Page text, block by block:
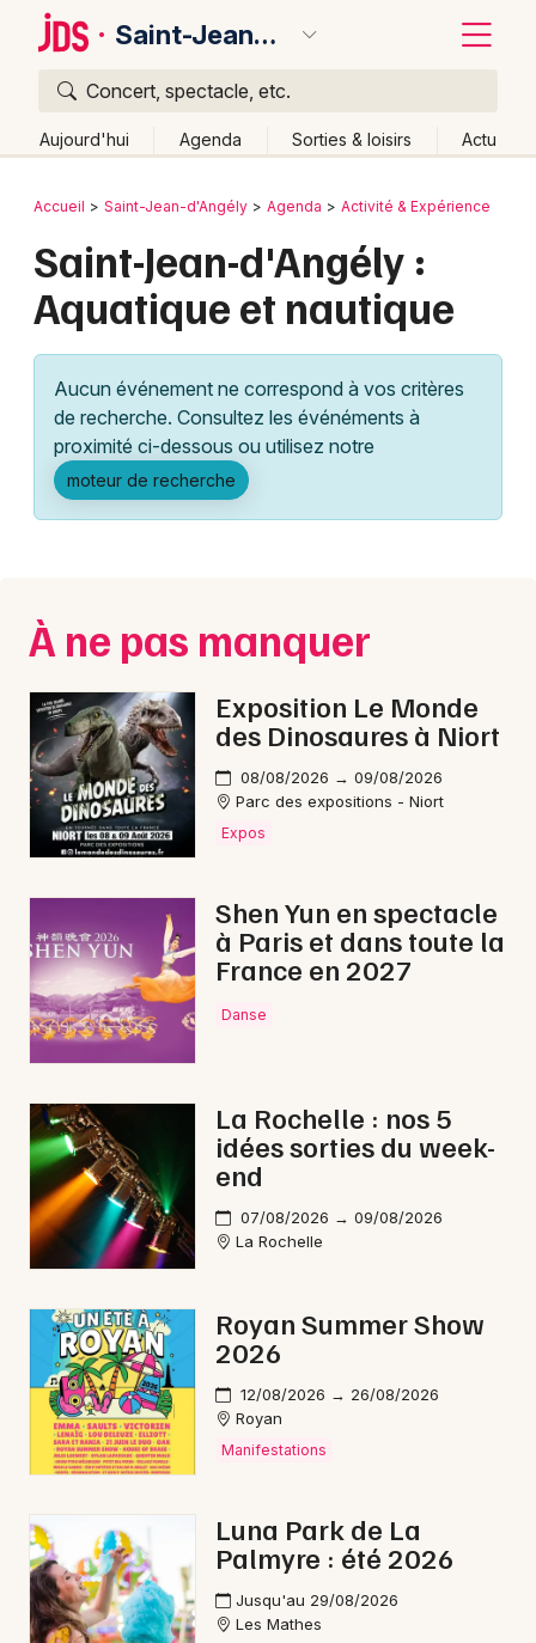
Saint-Jean-d'Angély
Concert, spectacle, etc.
Aujourd'hui Agenda Sorties & loisirs Actu
Publier un événement
Grands événements
Activité & Expérience
Manifestations
Foires & salons
Concerts
Sports
Soirées
Sorties famille
Sorties & loisirs
Aquatique nautique en Charente-Maritime
Aquatique nautique en Poitou-Charente
Aquatique nautique en Nouvelle-Aquitaine
Newsletter des sorties
Artistes en tournée
Actus à Saint-Jean-d'Angély
Magazine à Saint-Jean-d'Angély
Bordeaux
Colmar
Lille
Lyon
Marseille
Mulhouse
Nice
Paris
Strasbourg
Toulouse
Toutes les villes
Retour
Accueil Saint-Jean-d'Angély Agenda Activité & Expérience
Saint-Jean-d'Angély :
Aquatique et nautique
Aucun événement ne correspond à vos critères
de recherche. Consultez les événéments à
proximité ci-dessous ou utilisez notre
moteur de recherche
À ne pas manquer
Exposition Le Monde
des Dinosaures à Niort
08/08/2026 → 09/08/2026
Parc des expositions - Niort
Expos
Shen Yun en spectacle
à Paris et dans toute la
France en 2027
Danse
La Rochelle : nos 5
idées sorties du week-
end
07/08/2026 → 09/08/2026
La Rochelle
Royan Summer Show
2026
12/08/2026 → 26/08/2026
Royan
Manifestations
Luna Park de La
Palmyre : été 2026
Jusqu'au 29/08/2026
Les Mathes
Quoi ?
Où ?
Charente-Maritime (17)
Poitou-Charente
Partout
Près de moi
Changer de lieu
Quand ?
Effacer les dates
Aujourd'hui
Demain Ce week-end Autre